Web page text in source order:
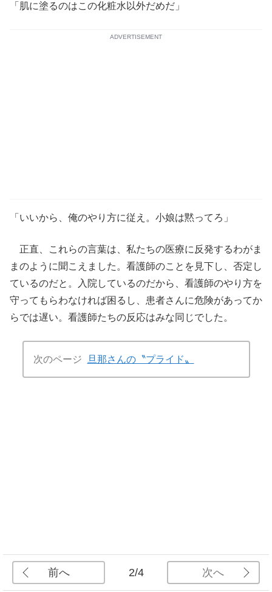
「肌に塗るのはこの化粧水以外だめだ」
ADVERTISEMENT
「いいから、俺のやり方に従え。小娘は黙ってろ」
正直、これらの言葉は、私たちの医療に反発するわがま
まのように聞こえました。看護師のことを見下し、否定し
ているのだと。入院しているのだから、看護師のやり方を
守ってもらわなければ困るし、患者さんに危険があってか
らでは遅い。看護師たちの反応はみな同じでした。
次のページ 旦那さんの〝プライド〟
前へ 2/4 次へ